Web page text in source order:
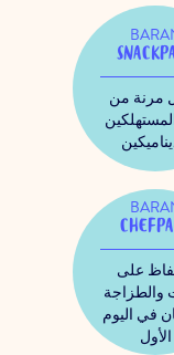
مرنة من
على
والطزاجة
في اليوم
الأول